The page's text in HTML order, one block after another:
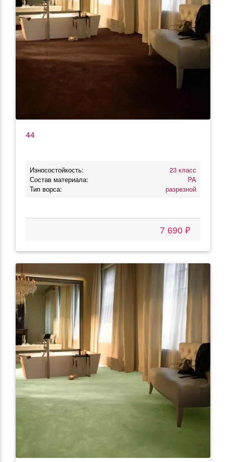
44
Износостойкость:
23 класс
Состав материала:
PA
Тип ворса:
разрезной
7 690 ₽